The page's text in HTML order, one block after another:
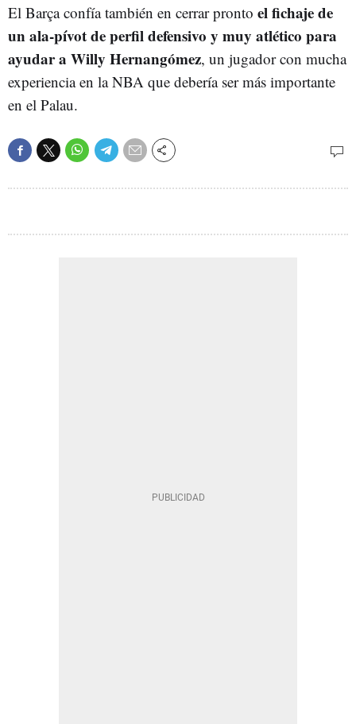
El Barça confía también en cerrar pronto el fichaje de
un ala-pívot de perfil defensivo y muy atlético para
ayudar a Willy Hernangómez, un jugador con mucha
experiencia en la NBA que debería ser más importante
en el Palau.